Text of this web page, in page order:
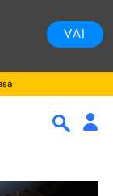
VAI